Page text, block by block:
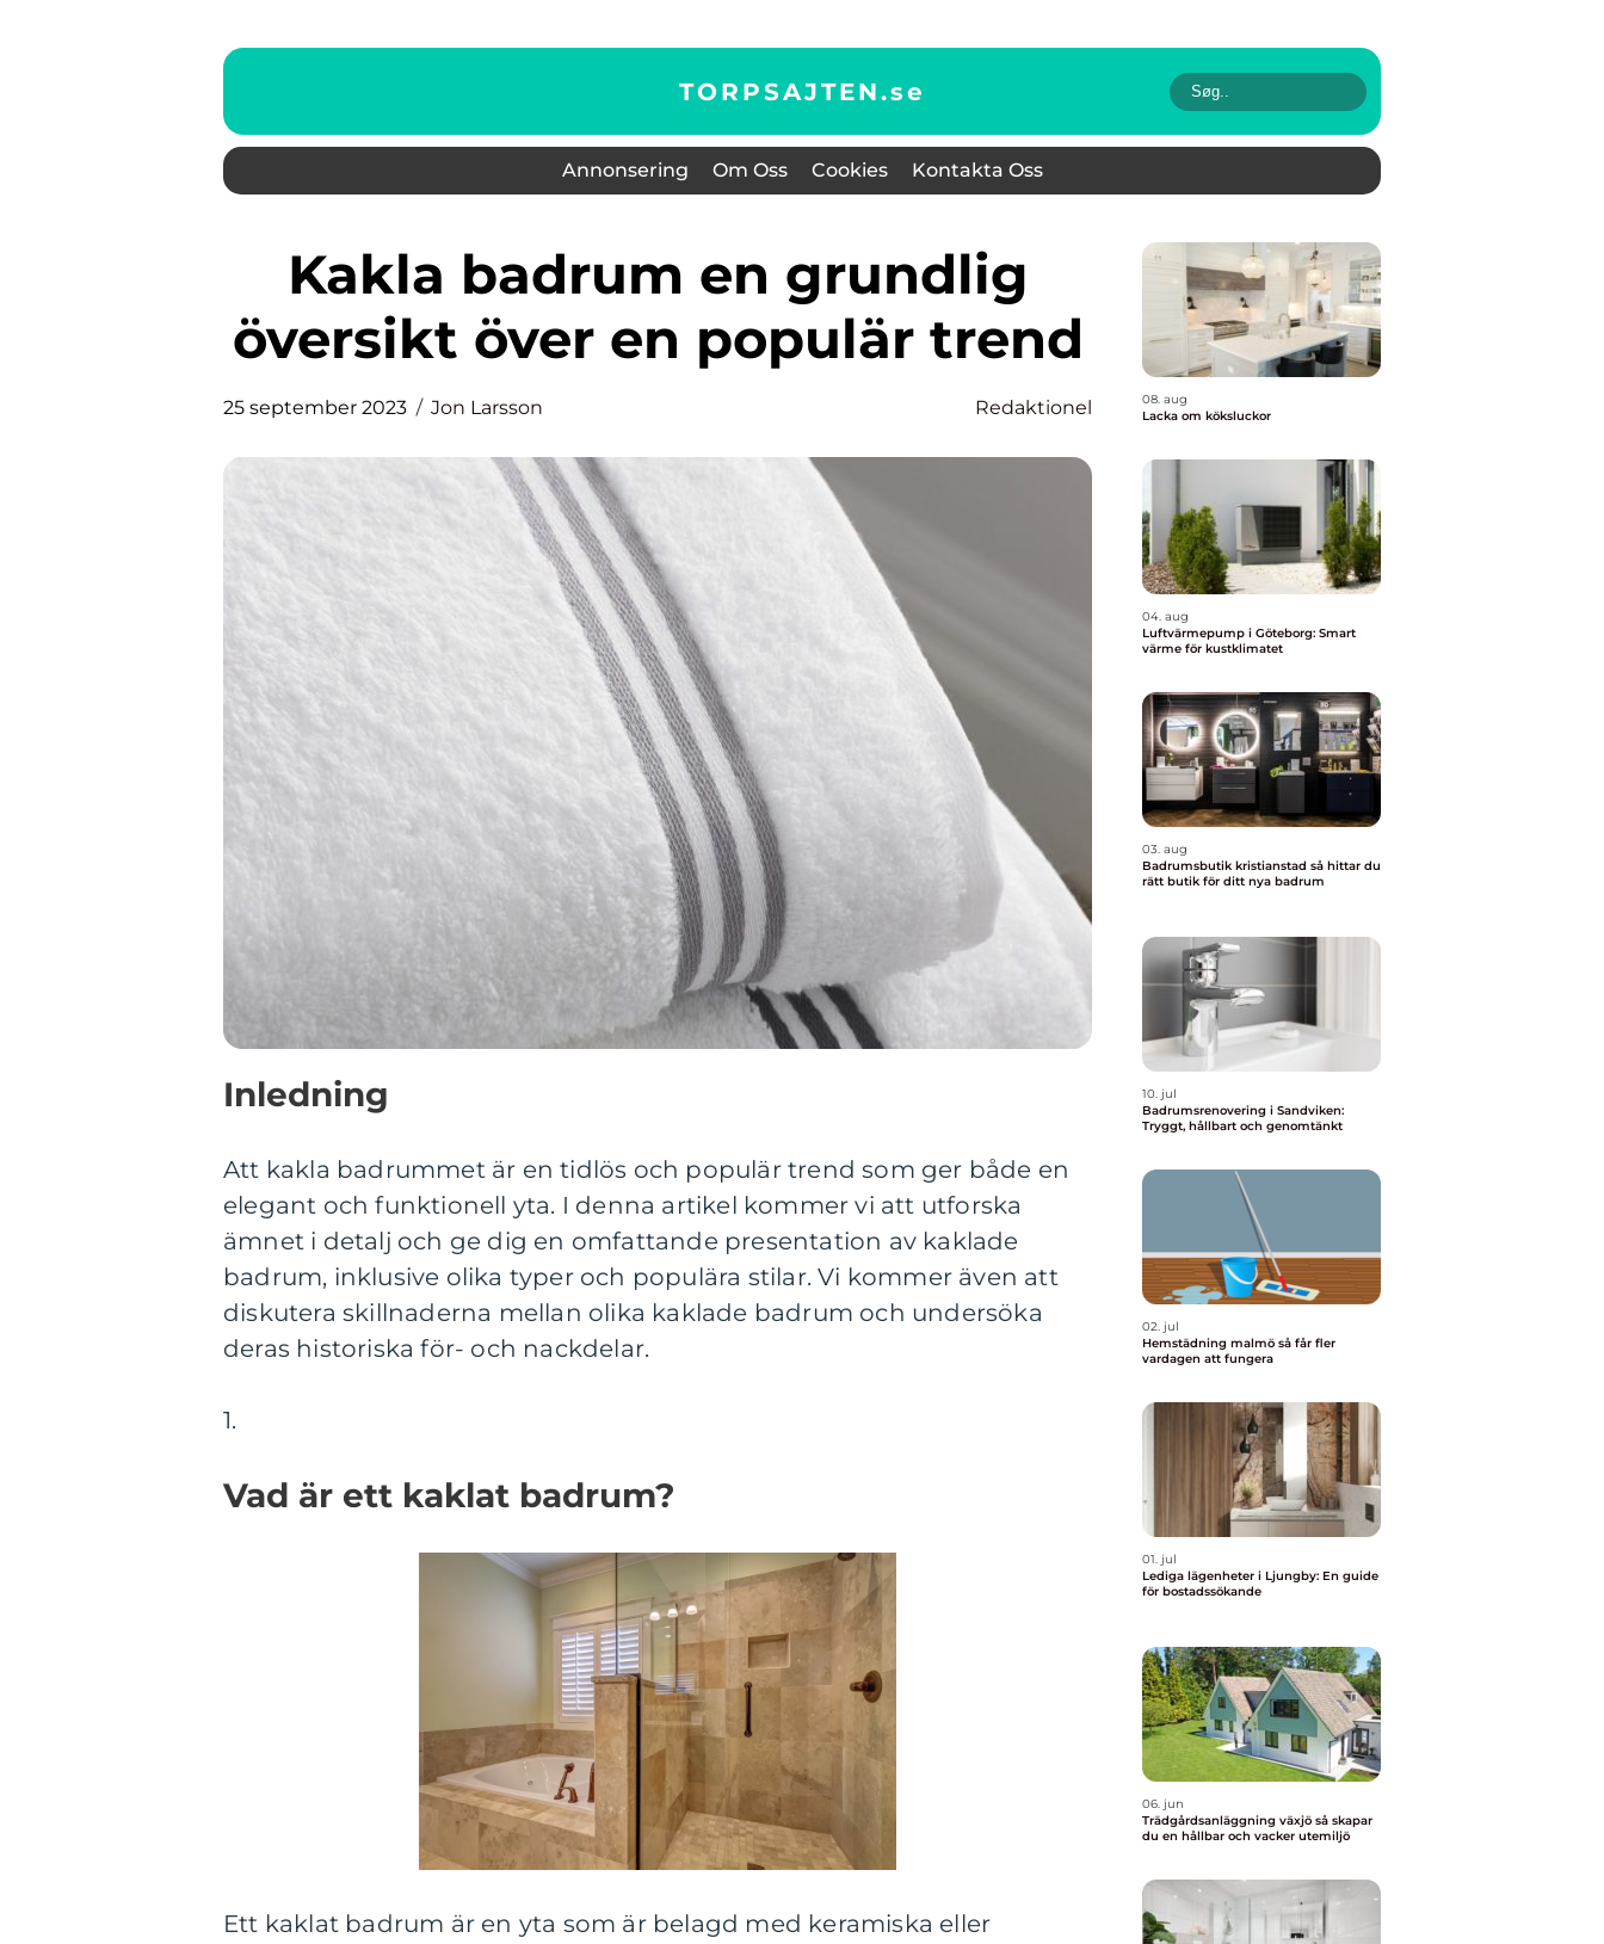
TORPSAJTEN.se
Annonsering Om Oss Cookies Kontakta Oss
Kakla badrum en grundlig
översikt över en populär trend
25 september 2023 Jon Larsson Redaktionel
Inledning
Att kakla badrummet är en tidlös och populär trend som ger både en
elegant och funktionell yta. I denna artikel kommer vi att utforska
ämnet i detalj och ge dig en omfattande presentation av kaklade
badrum, inklusive olika typer och populära stilar. Vi kommer även att
diskutera skillnaderna mellan olika kaklade badrum och undersöka
deras historiska för- och nackdelar.
1.
Vad är ett kaklat badrum?
Ett kaklat badrum är en yta som är belagd med keramiska eller
08. aug
Lacka om köksluckor
04. aug
Luftvärmepump i Göteborg: Smart
värme för kustklimatet
03. aug
Badrumsbutik kristianstad så hittar du
rätt butik för ditt nya badrum
10. jul
Badrumsrenovering i Sandviken:
Tryggt, hållbart och genomtänkt
02. jul
Hemstädning malmö så får fler
vardagen att fungera
01. jul
Lediga lägenheter i Ljungby: En guide
för bostadssökande
06. jun
Trädgårdsanläggning växjö så skapar
du en hållbar och vacker utemiljö